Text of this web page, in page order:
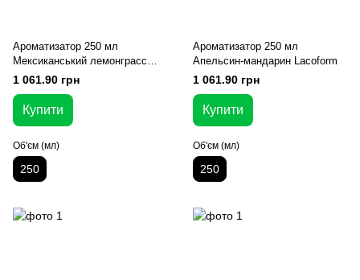
Ароматизатор 250 мл
Мексиканський лемонграсс
Lacoform
1 061.90 грн
Купити
Об'єм (мл)
250
Ароматизатор 250 мл
Апельсин-мандарин Lacoform
1 061.90 грн
Купити
Об'єм (мл)
250